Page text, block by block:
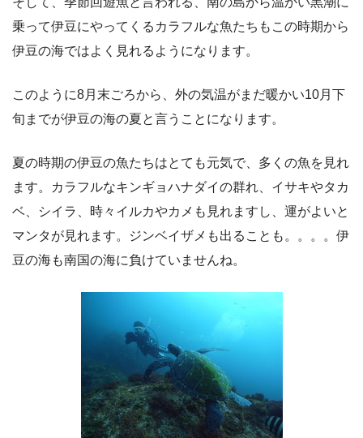
乗って伊豆にやってくるカラフルな魚たちもこの時期から
伊豆の海ではよく見れるようになります。
このように8月末ごろから、外の気温がまだ暖かい10月下
旬までが伊豆の海の夏と言うことになります。
夏の時期の伊豆の魚たちはとても元気で、多くの魚を見れ
ます。カラフルなキンギョハナダイの群れ、イサキやタカ
ベ、シイラ、時々イルカやカメも見れますし、運がよいと
マンタが見れます。ジンベイザメも出ることも。。。。伊
豆の海も南国の海に負けていませんね。